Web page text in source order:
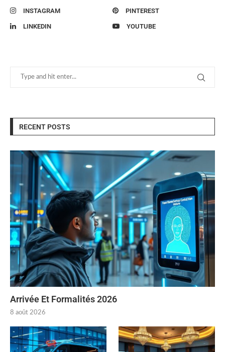
INSTAGRAM PINTEREST
LINKEDIN YOUTUBE
RECENT POSTS
Arrivée Et Formalités 2026
8 août 2026